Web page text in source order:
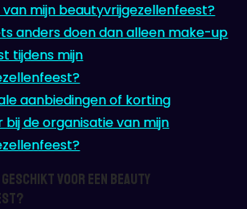
mijn beautyvrijgezellenfeest?
anders doen dan alleen make-up
tijdens mijn
aanbiedingen of korting
de organisatie van mijn
voor een beauty